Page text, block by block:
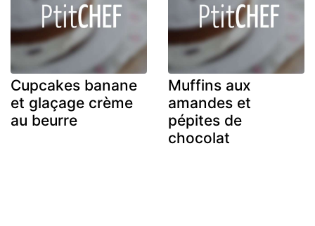
Cupcakes banane
et glaçage crème
au beurre
Muffins aux
amandes et
pépites de
chocolat